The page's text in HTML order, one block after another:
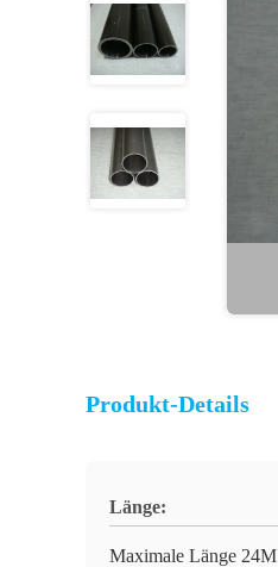
Produkt-Details
Länge:
Maximale Länge 24M